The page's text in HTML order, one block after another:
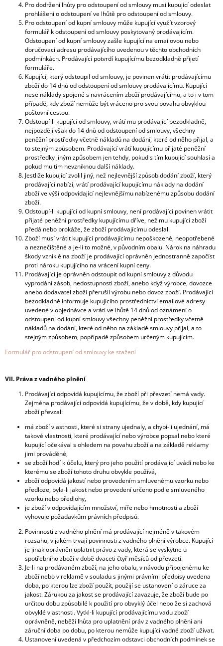
Pro dodržení lhůty pro odstoupení od smlouvy musí kupující odeslat
prohlášení o odstoupení ve lhůtě pro odstoupení od smlouvy.
Pro odstoupení od kupní smlouvy může kupující využít vzorový
formulář k odstoupení od smlouvy poskytovaný prodávajícím.
Odstoupení od kupní smlouvy zašle kupující na emailovou nebo
doručovací adresu prodávajícího uvedenou v těchto obchodních
podmínkách. Prodávající potvrdí kupujícímu bezodkladně přijetí
formuláře.
Kupující, který odstoupil od smlouvy, je povinen vrátit prodávajícímu
zboží do 14 dnů od odstoupení od smlouvy prodávajícímu. Kupující
nese náklady spojené s navrácením zboží prodávajícímu, a to i v tom
případě, kdy zboží nemůže být vráceno pro svou povahu obvyklou
poštovní cestou.
Odstoupí-li kupující od smlouvy, vrátí mu prodávající bezodkladně,
nejpozději však do 14 dnů od odstoupení od smlouvy, všechny
peněžní prostředky včetně nákladů na dodání, které od něho přijal, a
to stejným způsobem. Prodávající vrátí kupujícímu přijaté peněžní
prostředky jiným způsobem jen tehdy, pokud s tím kupující souhlasí a
pokud mu tím nevzniknou další náklady.
Jestliže kupující zvolil jiný, než nejlevnější způsob dodání zboží, který
prodávající nabízí, vrátí prodávající kupujícímu náklady na dodání
zboží ve výši odpovídající nejlevnějšímu nabízenému způsobu dodání
zboží.
Odstoupí-li kupující od kupní smlouvy, není prodávající povinen vrátit
přijaté peněžní prostředky kupujícímu dříve, než mu kupující zboží
předá nebo prokáže, že zboží prodávajícímu odeslal.
Zboží musí vrátit kupující prodávajícímu nepoškozené, neopotřebené
a neznečištěné a je-li to možné, v původním obalu. Nárok na náhradu
škody vzniklé na zboží je prodávající oprávněn jednostranně započíst
proti nároku kupujícího na vrácení kupní ceny.
Prodávající je oprávněn odstoupit od kupní smlouvy z důvodu
vyprodání zásob, nedostupnosti zboží, anebo když výrobce, dovozce
anebo dodavatel zboží přerušil výrobu nebo dovoz zboží. Prodávající
bezodkladně informuje kupujícího prostřednictví emailové adresy
uvedené v objednávce a vrátí ve lhůtě 14 dnů od oznámení o
odstoupení od kupní smlouvy všechny peněžní prostředky včetně
nákladů na dodání, které od něho na základě smlouvy přijal, a to
stejným způsobem, popřípadě způsobem určeným kupujícím.
Formulář pro odstoupení od smlouvy ke stažení
VII. Práva z vadného plnění
Prodávající odpovídá kupujícímu, že zboží při převzetí nemá vady.
Zejména prodávající odpovídá kupujícímu, že v době, kdy kupující
zboží převzal:
má zboží vlastnosti, které si strany ujednaly, a chybí-li ujednání, má
takové vlastnosti, které prodávající nebo výrobce popsal nebo které
kupující očekával s ohledem na povahu zboží a na základě reklamy
jimi prováděné,
se zboží hodí k účelu, který pro jeho použití prodávající uvádí nebo ke
kterému se zboží tohoto druhu obvykle používá,
zboží odpovídá jakostí nebo provedením smluvenému vzorku nebo
předloze, byla-li jakost nebo provedení určeno podle smluveného
vzorku nebo předlohy,
je zboží v odpovídajícím množství, míře nebo hmotnosti a zboží
vyhovuje požadavkům právních předpisů.
Povinnosti z vadného plnění má prodávající nejméně v takovém
rozsahu, v jakém trvají povinnosti z vadného plnění výrobce. Kupující
je jinak oprávněn uplatnit právo z vady, která se vyskytne u
spotřebního zboží v době dvaceti čtyř měsíců od převzetí.
Je-li na prodávaném zboží, na jeho obalu, v návodu připojenému ke
zboží nebo v reklamě v souladu s jinými právními předpisy uvedena
doba, po kterou lze zboží použít, použijí se ustanovení o záruce za
jakost. Zárukou za jakost se prodávající zavazuje, že zboží bude po
určitou dobu způsobilé k použití pro obvyklý účel nebo že si zachová
obvyklé vlastnosti. Vytkl-li kupující prodávajícímu vadu zboží
oprávněně, neběží lhůta pro uplatnění práv z vadného plnění ani
záruční doba po dobu, po kterou nemůže kupující vadné zboží užívat.
Ustanovení uvedená v předchozím odstavci obchodních podmínek se